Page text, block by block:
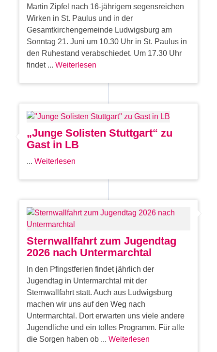
Martin Zipfel nach 16-jährigem segensreichen
Wirken in St. Paulus und in der
Gesamtkirchengemeinde Ludwigsburg am
Sonntag 21. Juni um 10.30 Uhr in St. Paulus in
den Ruhestand verabschiedet. Um 17.30 Uhr
findet ...Weiterlesen
„Junge Solisten Stuttgart“ zu
Gast in LB
...Weiterlesen
Sternwallfahrt zum Jugendtag
2026 nach Untermarchtal
In den Pfingstferien findet jährlich der
Jugendtag in Untermarchtal mit der
Sternwallfahrt statt. Auch aus Ludwigsburg
machen wir uns auf den Weg nach
Untermarchtal. Dort erwarten uns viele andere
Jugendliche und ein tolles Programm. Für alle
die Sorgen haben ob ...Weiterlesen